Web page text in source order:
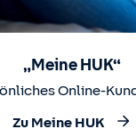
„Meine HUK“
Online-
Zu Meine HUK